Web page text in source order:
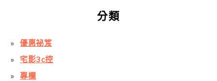
分類
優惠祕笈
宅影3c控
專欄